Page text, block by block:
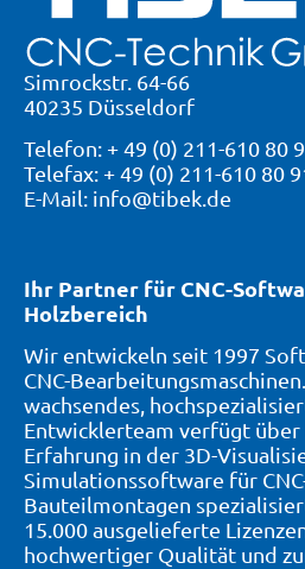
Ihr Partner für CNC-
Holzbereich
Wir entwickeln seit 1997
CNC-
wachsendes,
Entwicklerteam verfügt über
Erfahrung in der 3D-
Simulationssoftware für
Bauteilmontagen
15.000 ausgelieferte
hochwertiger Qualität und
Simrockstr. 64-66
40235 Düsseldorf
Telefon: + 49 (0) 211-610 80
Telefax: + 49 (0) 211-610 80
E-Mail: info@tibek.de